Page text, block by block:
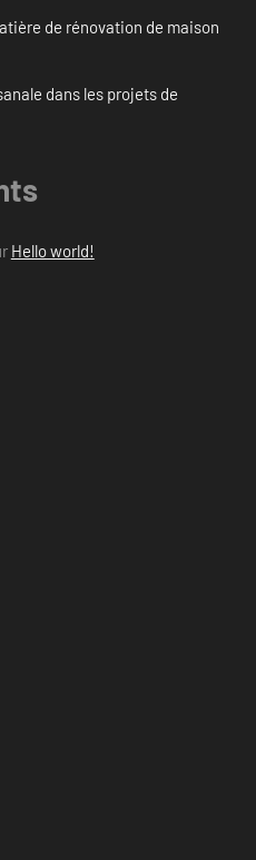
de rénovation de maison
dans les projets de
Hello world!